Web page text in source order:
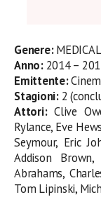
Genere:
Anno:2014 –
Emittente:
Stagioni:2
Attori:Clive
Rylance, Eve
Seymour, Eric
Addison
Abrahams,
Tom Lipinski,